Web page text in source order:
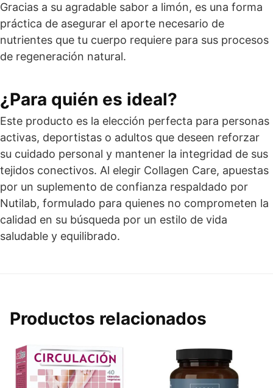
Gracias a su agradable sabor a limón, es una forma
práctica de asegurar el aporte necesario de
nutrientes que tu cuerpo requiere para sus procesos
de regeneración natural.
¿Para quién es ideal?
Este producto es la elección perfecta para personas
activas, deportistas o adultos que deseen reforzar
su cuidado personal y mantener la integridad de sus
tejidos conectivos. Al elegir Collagen Care, apuestas
por un suplemento de confianza respaldado por
Nutilab, formulado para quienes no comprometen la
calidad en su búsqueda por un estilo de vida
saludable y equilibrado.
Productos relacionados